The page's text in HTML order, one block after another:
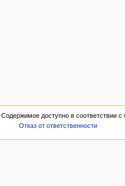
Содержимое доступно в соответствии с
Отказ от ответственности